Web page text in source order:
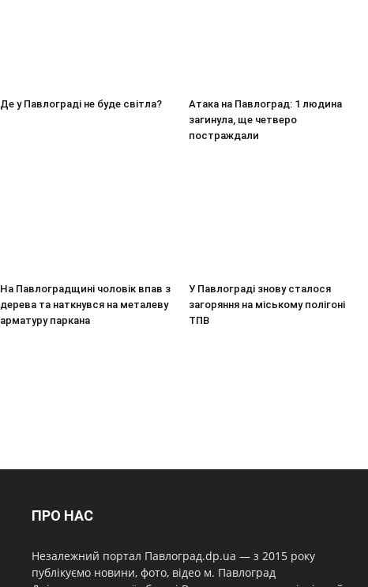
Де у Павлограді не буде світла?
Атака на Павлоград: 1 людина
загинула, ще четверо
постраждали
На Павлоградщині чоловік впав з
дерева та наткнувся на металеву
арматуру паркана
У Павлограді знову сталося
загоряння на міському полігоні
ТПВ
ПРО НАС
Незалежний портал Павлоград.dp.ua — з 2015 року
публікуємо новини, фото, відео м. Павлоград